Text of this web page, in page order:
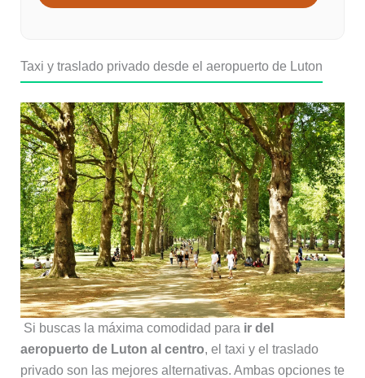
Taxi y traslado privado desde el aeropuerto de Luton
Si buscas la máxima comodidad para ir del
aeropuerto de Luton al centro, el taxi y el traslado
privado son las mejores alternativas. Ambas opciones te